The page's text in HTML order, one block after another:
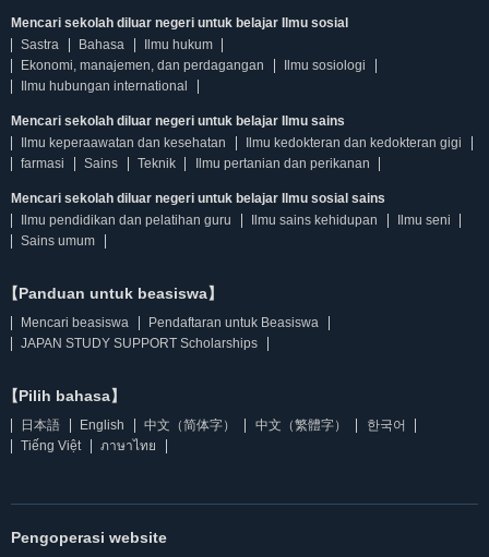
Mencari sekolah diluar negeri untuk belajar Ilmu sosial
Sastra
Bahasa
Ilmu hukum
Ekonomi, manajemen, dan perdagangan
Ilmu sosiologi
Ilmu hubungan international
Mencari sekolah diluar negeri untuk belajar Ilmu sains
Ilmu keperaawatan dan kesehatan
Ilmu kedokteran dan kedokteran gigi
farmasi
Sains Teknik Ilmu pertanian dan perikanan
Mencari sekolah diluar negeri untuk belajar Ilmu sosial sains
Ilmu pendidikan dan pelatihan guru
Ilmu sains kehidupan
Ilmu seni
Sains umum
【Panduan untuk beasiswa】
Mencari beasiswa
Pendaftaran untuk Beasiswa
JAPAN STUDY SUPPORT Scholarships
【Pilih bahasa】
日本語 English 中文（简体字） 中文（繁體字）
한국어
Tiếng Việt
ภาษาไทย
Pengoperasi website